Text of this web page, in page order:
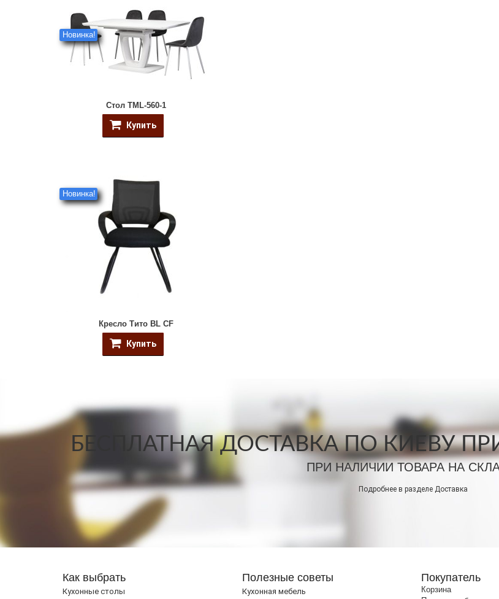
Новинка!
Стол TML-560-1
Купить
Новинка!
Кресло Тито BL CF
Купить
БЕСПЛАТНАЯ ДОСТАВКА ПО КИЕВУ
ПРИ НАЛИЧИИ ТОВАРА НА
Подробнее в разделе Доставка
Как выбрать
Кухонные столы
Полезные советы
Кухонная мебель
Покупатель
Корзина